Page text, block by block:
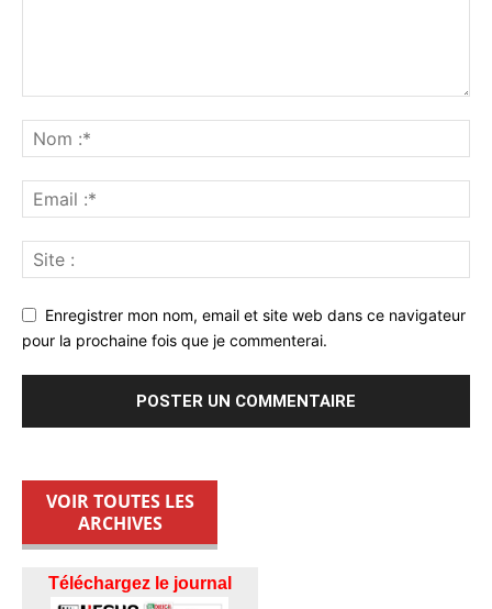
Enregistrer mon nom, email et site web dans ce navigateur
pour la prochaine fois que je commenterai.
VOIR TOUTES LES
ARCHIVES